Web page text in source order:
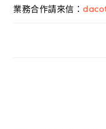
業務合作請來信：